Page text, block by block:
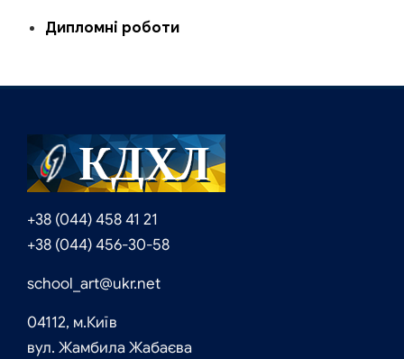
Дипломні роботи
+38 (044) 458 41 21
+38 (044) 456-30-58
school_art@ukr.net
04112, м.Київ
вул. Жамбила Жабаєва